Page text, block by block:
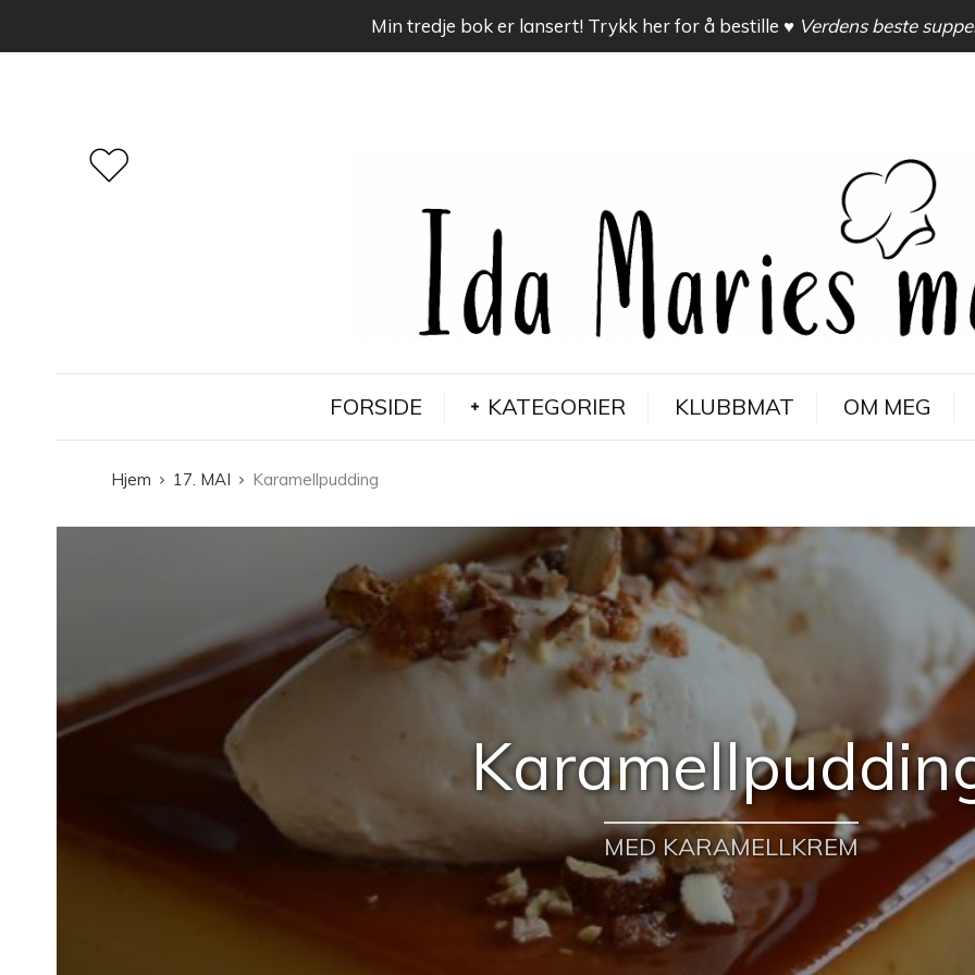
FORSIDE KATEGORIER KLUBBMAT OM MEG
Hjem 17. MAI Karamellpudding
MED KARAMELLKREM
Min tredje bok er lansert! Trykk her for å bestille ♥ Verdens beste